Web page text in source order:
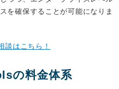
を確保することが可能になりま
談はこちら！
の料金体系